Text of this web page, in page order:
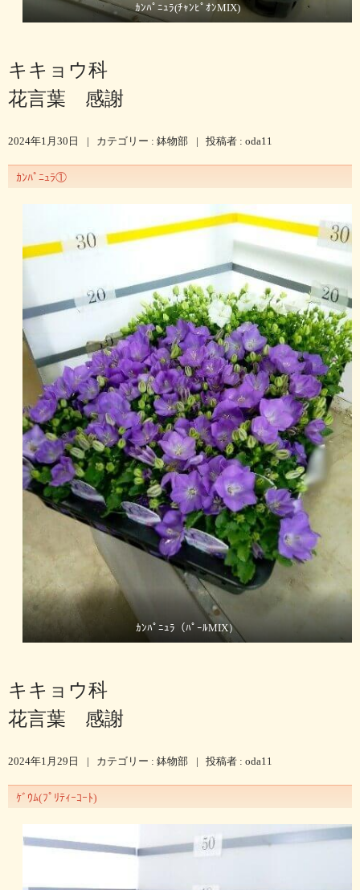
ｶﾝﾊﾟﾆｭﾗ(ﾁｬﾝﾋﾟｵﾝMIX)
キキョウ科
花言葉 感謝
2024年1月30日 | カテゴリー : 鉢物部 | 投稿者 : oda11
ｶﾝﾊﾟﾆｭﾗ①
ｶﾝﾊﾟﾆｭﾗ（ﾊﾟｰﾙMIX）
キキョウ科
花言葉 感謝
2024年1月29日 | カテゴリー : 鉢物部 | 投稿者 : oda11
ｹﾞｳﾑ(ﾌﾟﾘﾃｨｰｺｰﾄ)